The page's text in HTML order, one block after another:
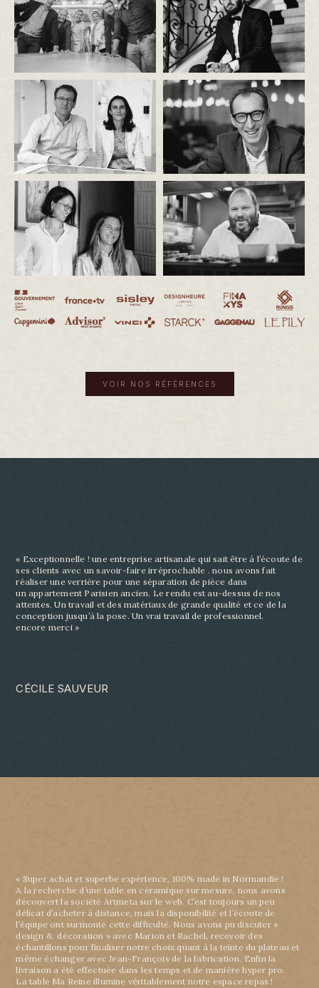
VOIR NOS RÉFÉRENCES
« Exceptionnelle ! une entreprise artisanale qui sait être à l’écoute de
ses clients avec un savoir-faire irréprochable . nous avons fait
réaliser une verrière pour une séparation de pièce dans
un appartement Parisien ancien. Le rendu est au-dessus de nos
attentes. Un travail et des matériaux de grande qualité et ce de la
conception jusqu’à la pose. Un vrai travail de professionnel.
encore merci »
CÉCILE SAUVEUR
« Super achat et superbe expérience, 100% made in Normandie !
A la recherche d’une table en céramique sur mesure, nous avons
découvert la société Artmeta sur le web. C’est toujours un peu
délicat d’acheter à distance, mais la disponibilité et l’écoute de
l’équipe ont surmonté cette difficulté. Nous avons pu discuter «
design & décoration » avec Marion et Rachel, recevoir des
échantillons pour finaliser notre choix quant à la teinte du plateau et
même échanger avec Jean-François de la fabrication. Enfin la
livraison a été effectuée dans les temps et de manière hyper pro.
La table Ma Reine illumine véritablement notre espace repas !